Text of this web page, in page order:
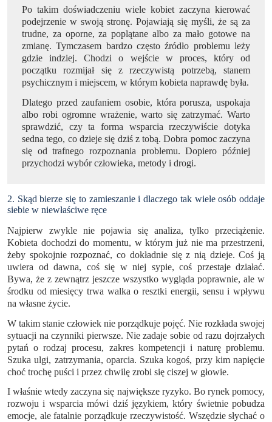
Po takim doświadczeniu wiele kobiet zaczyna kierować
podejrzenie w swoją stronę. Pojawiają się myśli, że są za
trudne, za oporne, za poplątane albo za mało gotowe na
zmianę. Tymczasem bardzo często źródło problemu leży
gdzie indziej. Chodzi o wejście w proces, który od
początku rozmijał się z rzeczywistą potrzebą, stanem
psychicznym i miejscem, w którym kobieta naprawdę była.
Dlatego przed zaufaniem osobie, która porusza, uspokaja
albo robi ogromne wrażenie, warto się zatrzymać. Warto
sprawdzić, czy ta forma wsparcia rzeczywiście dotyka
sedna tego, co dzieje się dziś z tobą. Dobra pomoc zaczyna
się od trafnego rozpoznania problemu. Dopiero później
przychodzi wybór człowieka, metody i drogi.
2. Skąd bierze się to zamieszanie i dlaczego tak wiele osób oddaje
siebie w niewłaściwe ręce
Najpierw zwykle nie pojawia się analiza, tylko przeciążenie.
Kobieta dochodzi do momentu, w którym już nie ma przestrzeni,
żeby spokojnie rozpoznać, co dokładnie się z nią dzieje. Coś ją
uwiera od dawna, coś się w niej sypie, coś przestaje działać.
Bywa, że z zewnątrz jeszcze wszystko wygląda poprawnie, ale w
środku od miesięcy trwa walka o resztki energii, sensu i wpływu
na własne życie.
W takim stanie człowiek nie porządkuje pojęć. Nie rozkłada swojej
sytuacji na czynniki pierwsze. Nie zadaje sobie od razu dojrzałych
pytań o rodzaj procesu, zakres kompetencji i naturę problemu.
Szuka ulgi, zatrzymania, oparcia. Szuka kogoś, przy kim napięcie
choć trochę puści i przez chwilę zrobi się ciszej w głowie.
I właśnie wtedy zaczyna się największe ryzyko. Bo rynek pomocy,
rozwoju i wsparcia mówi dziś językiem, który świetnie pobudza
emocje, ale fatalnie porządkuje rzeczywistość. Wszędzie słychać o